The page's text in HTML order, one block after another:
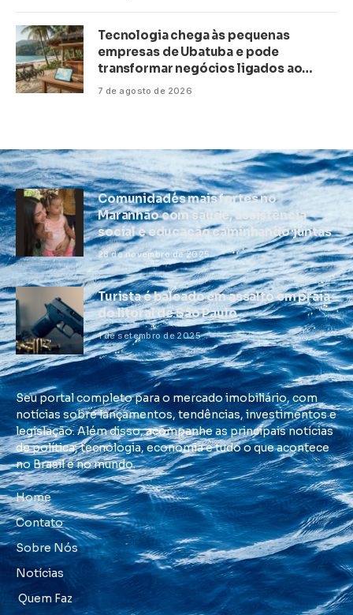
Tecnologia chega às pequenas
empresas de Ubatuba e pode
transformar negócios ligados ao
turismo no litoral
7 de agosto de 2026
Comunidades mais fortes no
Maranhão com saúde, assistência
social e educação caminhando juntas
28 de novembro de 2025
Turista é baleado em assalto em praia
do litoral de São Paulo
1 de setembro de 2025
Seu portal completo para o mercado imobiliário, com
notícias sobre lançamentos, tendências, investimentos e
legislação. Além disso, acompanhe as principais notícias
de política, tecnologia, economia e tudo o que acontece
no Brasil e no mundo.
Home
Contato
Sobre Nós
Notícias
Quem Faz